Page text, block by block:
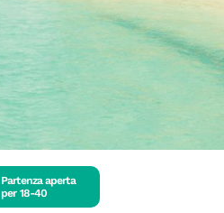
Partenza aperta
per 18-40